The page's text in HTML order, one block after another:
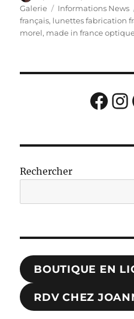
Galerie
Catégories
Informations News
français, lunettes fabrication
morel, made in france
Rechercher
BOUTIQUE EN
RDV CHEZ